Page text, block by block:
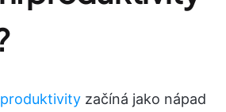
začíná jako nápad